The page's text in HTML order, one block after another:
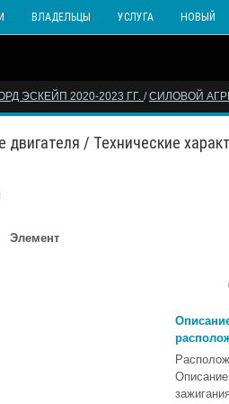
ВЛАДЕЛЬЦЫ УСЛУГА НОВЫЙ
ЭСКЕЙП 2020-2023 ГГ. /СИЛОВОЙ
двигателя / Технические
Элемент